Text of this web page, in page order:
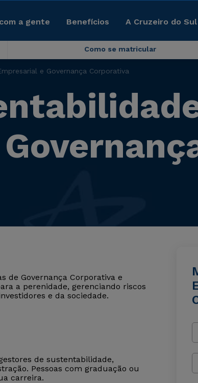
a gente Benefícios A Cruzeiro do
Como se matricular
e Governança Corporativa
de Governança Corporativa e
a perenidade, gerenciando riscos
e da sociedade.
de sustentabilidade,
Pessoas com graduação ou
carreira.